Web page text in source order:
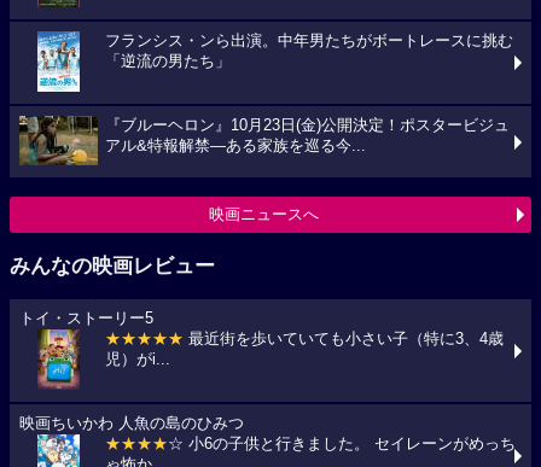
フランシス・ンら出演。中年男たちがボートレースに挑む
「逆流の男たち」
『ブルーヘロン』10月23日(金)公開決定！ポスタービジュ
アル&特報解禁―ある家族を巡る今...
映画ニュースへ
みんなの映画レビュー
トイ・ストーリー5
★★★★★ 最近街を歩いていても小さい子（特に3、4歳
児）がi...
映画ちいかわ 人魚の島のひみつ
★★★★☆ 小6の子供と行きました。 セイレーンがめっち